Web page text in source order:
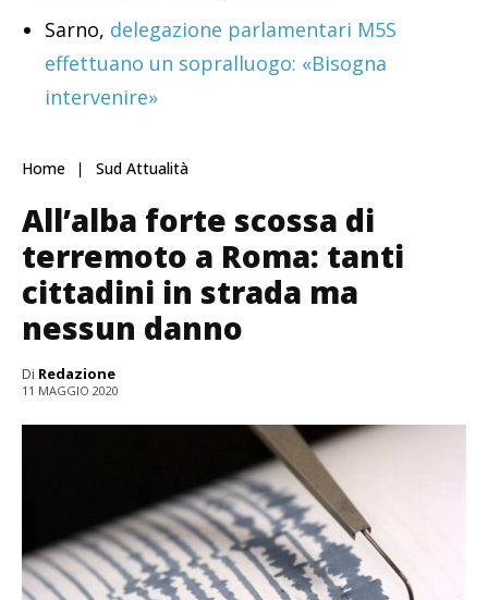
Sarno, delegazione parlamentari M5S
effettuano un sopralluogo: «Bisogna
intervenire»
Home Sud Attualità
All’alba forte scossa di
terremoto a Roma: tanti
cittadini in strada ma
nessun danno
Di Redazione
11 MAGGIO 2020